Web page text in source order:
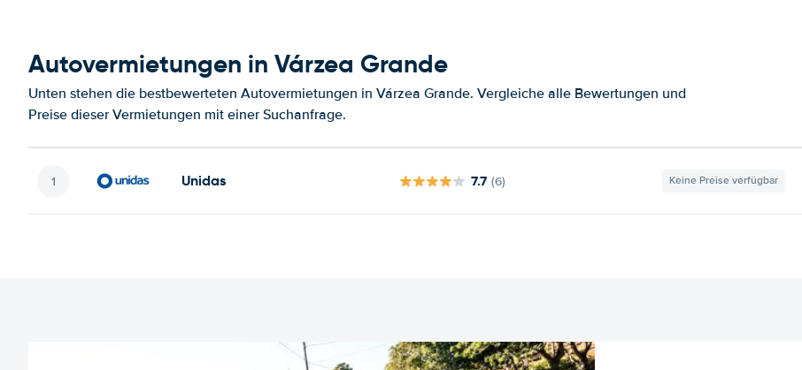
Autovermietungen in Várzea Grande
Unten stehen die bestbewerteten Autovermietungen in Várzea Grande. Vergleiche alle Bewertungen und
Preise dieser Vermietungen mit einer Suchanfrage.
Unidas 7.7 (6) Keine Preise verfügbar